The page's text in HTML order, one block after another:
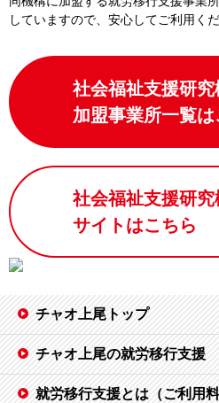
していますので、安⼼してご利⽤くだ
社会福祉支援研究
加盟事業所一覧は
社会福祉支援研究
サイトはこちら
チャオ上尾トップ
チャオ上尾の就労移行支援
就労移行支援とは（ご利用料